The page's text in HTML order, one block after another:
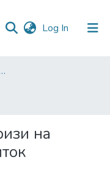
Log In (current)
наук
на